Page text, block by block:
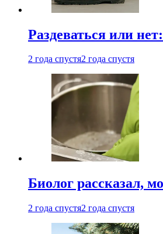
Раздеваться или
2 года спустя2 года спустя
Биолог рассказал,
2 года спустя2 года спустя